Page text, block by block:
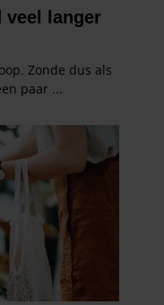
met andere
of die ze hebben
van hun services. U
onze website blijft